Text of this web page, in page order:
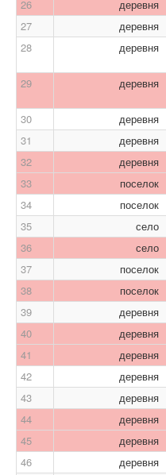
26
деревня
27
деревня
28
деревня
29 деревня
30 деревня
31
деревня
32
деревня
33
поселок
34
поселок
35
село
36
село
37
поселок
38
поселок
39
деревня
40
деревня
41
деревня
42
деревня
43
деревня
44
деревня
45
деревня
46
деревня